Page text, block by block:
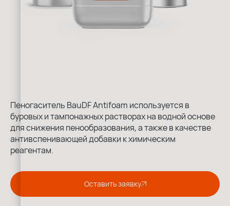
Пеногаситель BauDF Antifoam используется в
буровых и тампонажных растворах на водной основе
для снижения пенообразования, а также в качестве
антивспенивающей добавки к химическим
реагентам.
Оставить заявку